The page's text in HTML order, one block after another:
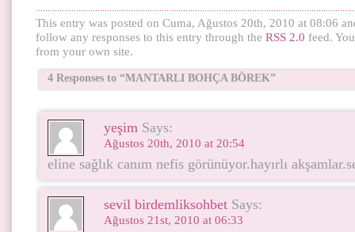
This entry was posted on Cuma, Ağustos 20th, 2010 at 08:06
follow any responses to this entry through the RSS 2.0 feed.
from your own site.
4 Responses to “MANTARLI BOHÇA BÖREK”
yeşim Says:
Ağustos 20th, 2010 at 20:54
eline sağlık canım nefis görünüyor.hayırlı
sevil birdemliksohbet Says:
Ağustos 21st, 2010 at 06:33